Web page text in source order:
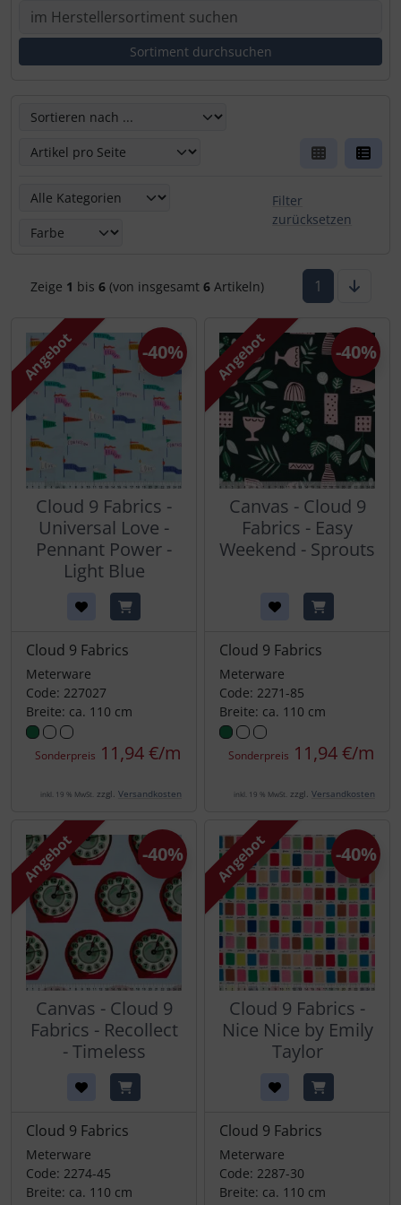
Hier kannst Du die nachfolgenden Artikel nach ihren
Filter
zurücksetzen
Zeige 1 bis 6(von insgesamt 6Artikeln) 1
Angebot
Cloud 9 Fabrics -
Universal Love -
Pennant Power -
Light Blue
Cloud 9 Fabrics
Meterware
Code: 227027
Breite: ca. 110 cm
Sonderpreis 11,94 €/m
-40%
inkl. 19 % MwSt. zzgl. Versandkosten
Angebot
Canvas - Cloud 9
Fabrics - Easy
Weekend - Sprouts
Cloud 9 Fabrics
Meterware
Code: 2271-85
Breite: ca. 110 cm
Sonderpreis 11,94 €/m
-40%
inkl. 19 % MwSt. zzgl. Versandkosten
Angebot
Canvas - Cloud 9
Fabrics - Recollect
- Timeless
Cloud 9 Fabrics
Meterware
Code: 2274-45
Breite: ca. 110 cm
-40% Angebot
Cloud 9 Fabrics -
Nice Nice by Emily
Taylor
Cloud 9 Fabrics
Meterware
Code: 2287-30
Breite: ca. 110 cm
-40%